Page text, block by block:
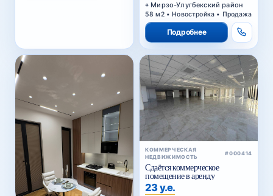
Мирзо-Улугбекский район
58 м2 • Новостройка • Продажа
Подробнее
КОММЕРЧЕСКАЯ
НЕДВИЖИМОСТЬ
#000414
Сдаётся коммерческое
помещение в аренду
23 у.е.